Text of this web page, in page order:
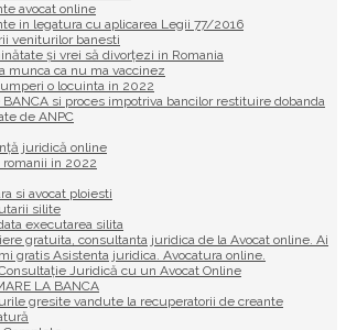
avocat online
in legatura cu aplicarea Legii 77/2016
veniturilor banesti
și vrei să divorțezi in Romania
munca ca nu ma vaccinez
o locuinta in 2022
si proces impotriva bancilor restituire dobanda
de ANPC
juridică online
romanii in 2022
si avocat ploiesti
silite
executarea silita
gratuita, consultanta juridica de la Avocat online. Ai
gratis Asistenta juridica. Avocatura online.
Juridică cu un Avocat Online
LA BANCA
gresite vandute la recuperatorii de creante